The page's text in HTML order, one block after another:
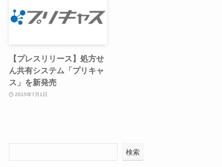
【プレスリリース】処方せ
ん共有システム「プリキャ
ス」を新発売
2015年7月1日
検索